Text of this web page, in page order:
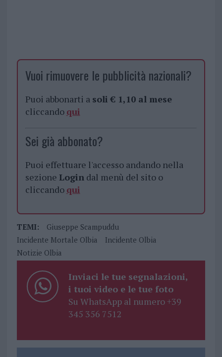
Vuoi rimuovere le pubblicità nazionali?
Puoi abbonarti a soli € 1,10 al mese
cliccando qui
Sei già abbonato?
Puoi effettuare l'accesso andando nella
sezione Logindal menù del sito o
cliccando qui
TEMI:
Giuseppe Scampuddu
Incidente Mortale Olbia
Incidente Olbia
Notizie Olbia
Inviaci le tue segnalazioni,
i tuoi video e le tue foto
Su WhatsApp al numero +39
345 356 7512